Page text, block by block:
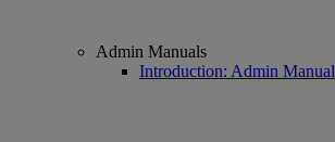
Admin Manuals
Introduction: Admin Manual